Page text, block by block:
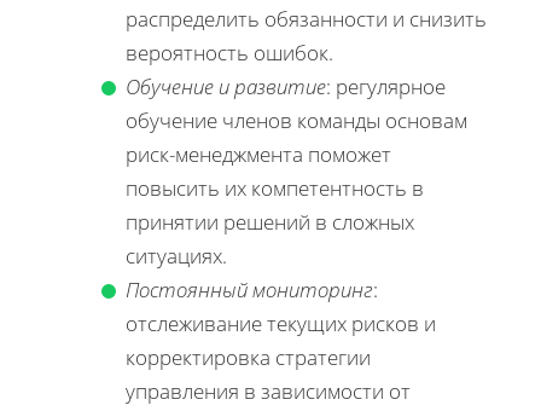
распределить обязанности и снизить
вероятность ошибок.
Обучение и развитие: регулярное
обучение членов команды основам
риск-менеджмента поможет
повысить их компетентность в
принятии решений в сложных
ситуациях.
Постоянный мониторинг:
отслеживание текущих рисков и
корректировка стратегии
управления в зависимости от